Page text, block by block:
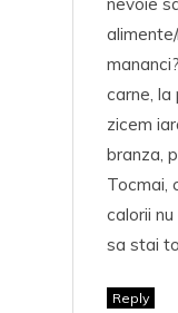
carne, la
zicem
branza,
Tocmai,
calorii
sa stai
Reply